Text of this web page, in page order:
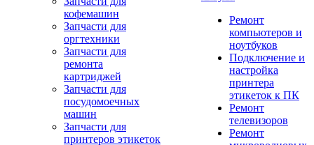
кофемашин
Запчасти для
оргтехники
Запчасти для
ремонта
картриджей
Запчасти для
посудомоечных
машин
Запчасти для
принтеров этикеток
Ремонт
компьютеров и
ноутбуков
Подключение и
настройка
принтера
этикеток к ПК
Ремонт
телевизоров
Ремонт